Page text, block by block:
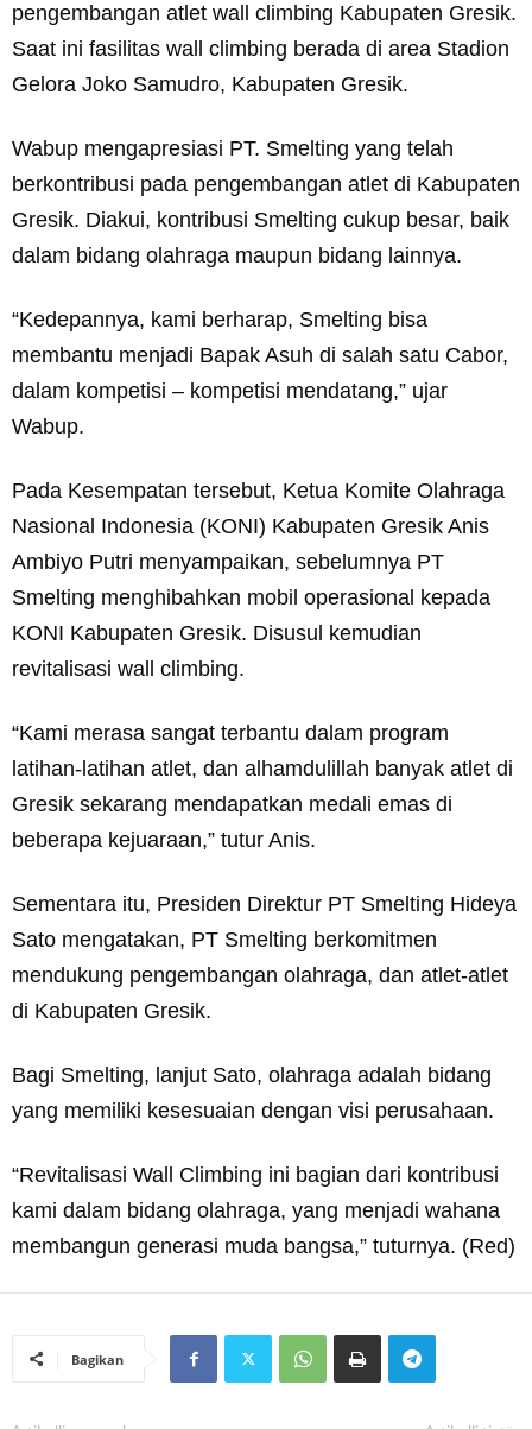
pengembangan atlet wall climbing Kabupaten Gresik.
Saat ini fasilitas wall climbing berada di area Stadion
Gelora Joko Samudro, Kabupaten Gresik.
Wabup mengapresiasi PT. Smelting yang telah
berkontribusi pada pengembangan atlet di Kabupaten
Gresik. Diakui, kontribusi Smelting cukup besar, baik
dalam bidang olahraga maupun bidang lainnya.
“Kedepannya, kami berharap, Smelting bisa
membantu menjadi Bapak Asuh di salah satu Cabor,
dalam kompetisi – kompetisi mendatang,” ujar
Wabup.
Pada Kesempatan tersebut, Ketua Komite Olahraga
Nasional Indonesia (KONI) Kabupaten Gresik Anis
Ambiyo Putri menyampaikan, sebelumnya PT
Smelting menghibahkan mobil operasional kepada
KONI Kabupaten Gresik. Disusul kemudian
revitalisasi wall climbing.
“Kami merasa sangat terbantu dalam program
latihan-latihan atlet, dan alhamdulillah banyak atlet di
Gresik sekarang mendapatkan medali emas di
beberapa kejuaraan,” tutur Anis.
Sementara itu, Presiden Direktur PT Smelting Hideya
Sato mengatakan, PT Smelting berkomitmen
mendukung pengembangan olahraga, dan atlet-atlet
di Kabupaten Gresik.
Bagi Smelting, lanjut Sato, olahraga adalah bidang
yang memiliki kesesuaian dengan visi perusahaan.
“Revitalisasi Wall Climbing ini bagian dari kontribusi
kami dalam bidang olahraga, yang menjadi wahana
membangun generasi muda bangsa,” tuturnya. (Red)
Bagikan